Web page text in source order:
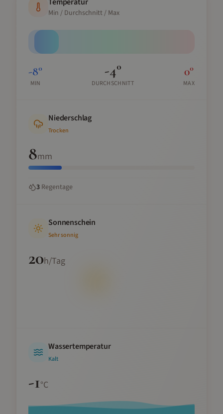
Min / Durchschnitt / Max
-8°
MIN
-4°
DURCHSCHNITT
0°
MAX
Niederschlag
Trocken
8mm
3 Regentage
Sonnenschein
Sehr sonnig
20h/Tag
Wassertemperatur
Kalt
-1°C